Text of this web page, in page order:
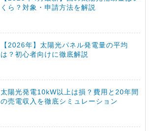
くら？対象・申請方法を解説
【2026年】太陽光パネル発電量の平均
は？初心者向けに徹底解説
太陽光発電10kW以上は損？費用と20年間
の売電収入を徹底シミュレーション